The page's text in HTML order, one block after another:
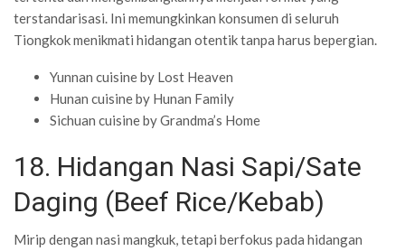
terstandarisasi. Ini memungkinkan konsumen di seluruh
Tiongkok menikmati hidangan otentik tanpa harus bepergian.
Yunnan cuisine by Lost Heaven
Hunan cuisine by Hunan Family
Sichuan cuisine by Grandma’s Home
18. Hidangan Nasi Sapi/Sate
Daging (Beef Rice/Kebab)
Mirip dengan nasi mangkuk, tetapi berfokus pada hidangan